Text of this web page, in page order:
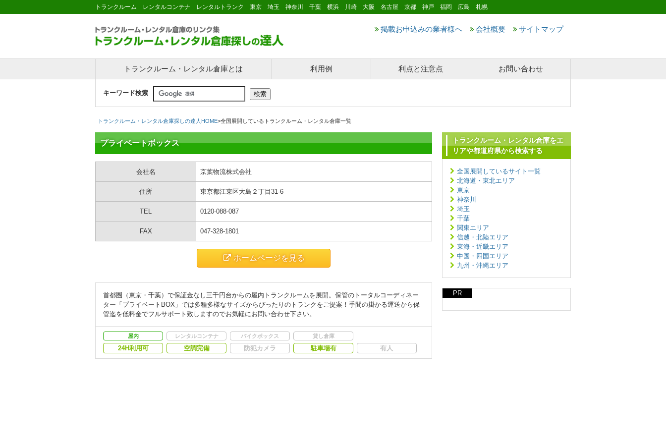
トランクルーム レンタルコンテナ レンタルトランク 東京 埼玉 神奈川 千葉 横浜 川崎 大阪 名古屋 京都 神戸 福岡 広島 札幌
掲載お申込みの業者様へ 会社概要 サイトマップ
トランクルーム・レンタル倉庫とは 利用例 利点と注意点 お問い合わせ
キーワード検索
トランクルーム・レンタル倉庫探しの達人HOME>全国展開しているトランクルーム・レンタル倉庫一覧
プライベートボックス
会社名 京葉物流株式会社
住所 東京都江東区大島２丁目31-6
TEL 0120-088-087
FAX 047-328-1801
ホームページを見る
首都圏（東京・千葉）で保証金なし三千円台からの屋内トランクルームを展開。保管のトータルコーディネー
ター「プライベートBOX」では多種多様なサイズからぴったりのトランクをご提案！手間の掛かる運送から保
管迄を低料金でフルサポート致しますのでお気軽にお問い合わせ下さい。
屋内 レンタルコンテナ バイクボックス 貸し倉庫
24H利用可 空調完備 防犯カメラ 駐車場有 有人
トランクルーム・レンタル倉庫をエ
リアや都道府県から検索する
全国展開しているサイト一覧
北海道・東北エリア
東京
神奈川
埼玉
千葉
関東エリア
信越・北陸エリア
東海・近畿エリア
中国・四国エリア
九州・沖縄エリア
PR